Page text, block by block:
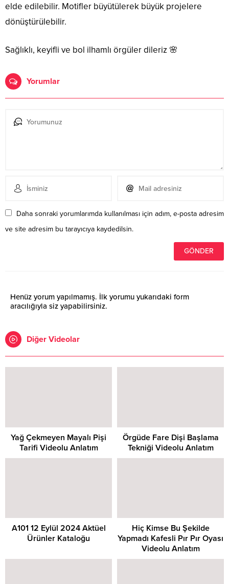
elde edilebilir. Motifler büyütülerek büyük projelere
dönüştürülebilir.
Sağlıklı, keyifli ve bol ilhamlı örgüler dileriz 🌸
Yorumlar
Daha sonraki yorumlarımda kullanılması için adım, e-posta adresim
ve site adresim bu tarayıcıya kaydedilsin.
Henüz yorum yapılmamış. İlk yorumu yukarıdaki form
aracılığıyla siz yapabilirsiniz.
Diğer Videolar
Yağ Çekmeyen Mayalı Pişi
Tarifi Videolu Anlatım
Örgüde Fare Dişi Başlama
Tekniği Videolu Anlatım
A101 12 Eylül 2024 Aktüel
Ürünler Kataloğu
Hiç Kimse Bu Şekilde
Yapmadı Kafesli Pır Pır Oyası
Videolu Anlatım